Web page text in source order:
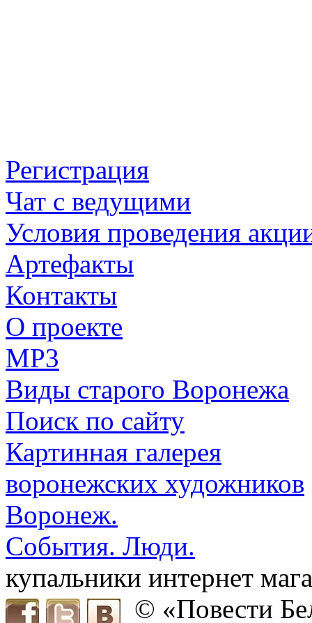
Регистрация
Чат с ведущими
Условия проведения
Артефакты
Контакты
О проекте
MP3
Виды старого Воронежа
Поиск по сайту
Картинная галерея
воронежских художников
Воронеж.
События. Люди.
купальники интернет
© «Повести